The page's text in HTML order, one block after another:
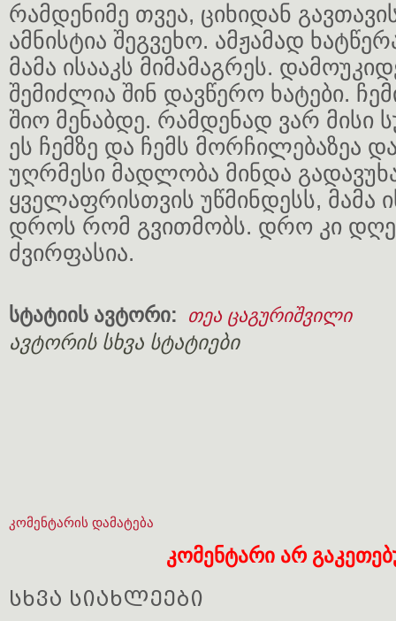
რამდენიმე თვეა, ციხიდან
ამნისტია შეგვეხო. ამჟამად
მამა ისააკს მიმამაგრეს.
შემიძლია შინ დავწერო ხატები.
შიო მენაბდე. რამდენად ვარ მისი
ეს ჩემზე და ჩემს მორჩილებაზეა
უღრმესი მადლობა მინდა
ყველაფრისთვის უწმინდესს, მამა
დროს რომ გვითმობს. დრო კი
ძვირფასია.
სტატიის ავტორი: თეა ცაგურიშვილი
ავტორის სხვა სტატიები
კომენტარის დამატება
კომენტარი არ
სხვა სიახლეები